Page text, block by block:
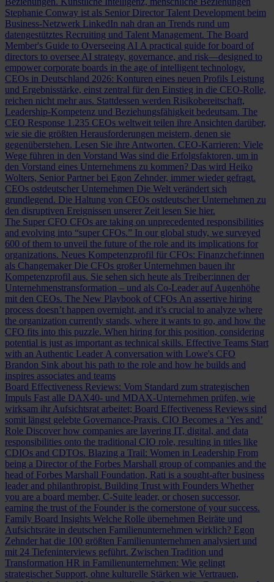
Stephanie Conway ist als Senior Director Talent Development beim
Business-Netzwerk LinkedIn nah dran an Trends rund um
datengestütztes Recruiting und Talent Management. The Board
Member's Guide to Overseeing AI A practical guide for board of
directors to oversee AI strategy, governance, and risk—designed to
empower corporate boards in the age of intelligent technology.
CEOs in Deutschland 2026: Konturen eines neuen Profils Leistung
und Ergebnisstärke, einst zentral für den Einstieg in die CEO-Rolle,
reichen nicht mehr aus. Stattdessen werden Risikobereitschaft,
Leadership-Kompetenz und Beziehungsfähigkeit bedeutsam. The
CEO Response 1.235 CEOs weltweit teilen ihre Ansichten darüber,
wie sie die größten Herausforderungen meistern, denen sie
gegenüberstehen. Lesen Sie ihre Antworten. CEO-Karrieren: Viele
Wege führen in den Vorstand Was sind die Erfolgsfaktoren, um in
den Vorstand eines Unternehmens zu kommen? Das wird Heiko
Wolters, Senior Partner bei Egon Zehnder, immer wieder gefragt.
CEOs ostdeutscher Unternehmen Die Welt verändert sich
grundlegend. Die Haltung von CEOs ostdeutscher Unternehmen zu
den disruptiven Ereignissen unserer Zeit lesen Sie hier.
The Super CFO CFOs are taking on unprecedented responsibilities
and evolving into “super CFOs.” In our global study, we surveyed
600 of them to unveil the future of the role and its implications for
organizations. Neues Kompetenzprofil für CFOs: Finanzchef:innen
als Changemaker Die CFOs großer Unternehmen bauen ihr
Kompetenzprofil aus. Sie sehen sich heute als Treiber:innen der
Unternehmenstransformation – und als Co-Leader auf Augenhöhe
mit den CEOs. The New Playbook of CFOs An assertive hiring
process doesn’t happen overnight, and it’s crucial to analyze where
the organization currently stands, where it wants to go, and how the
CFO fits into this puzzle. When hiring for this position, considering
potential is just as important as technical skills. Effective Teams Start
with an Authentic Leader A conversation with Lowe's CFO
Brandon Sink about his path to the role and how he builds and
inspires associates and teams
Board Effectiveness Reviews: Vom Standard zum strategischen
Impuls Fast alle DAX40- und MDAX-Unternehmen prüfen, wie
wirksam ihr Aufsichtsrat arbeitet; Board Effectiveness Reviews sind
somit längst gelebte Governance-Praxis. CIO Becomes a ‘Yes and’
Role Discover how companies are layering IT, digital, and data
responsibilities onto the traditional CIO role, resulting in titles like
CDIOs and CDTOs. Blazing a Trail: Women in Leadership From
being a Director of the Forbes Marshall group of companies and the
head of Forbes Marshall Foundation, Rati is a sought-after business
leader and philanthropist. Building Trust with Founders Whether
you are a board member, C-Suite leader, or chosen successor,
earning the trust of the Founder is the cornerstone of your success.
Family Board Insights Welche Rolle übernehmen Beiräte und
Aufsichtsräte in deutschen Familienunternehmen wirklich? Egon
Zehnder hat die 100 größten Familienunternehmen analysiert und
mit 24 Tiefeninterviews geführt. Zwischen Tradition und
Transformation HR in Familienunternehmen: Wie gelingt
strategischer Support, ohne kulturelle Stärken wie Vertrauen,